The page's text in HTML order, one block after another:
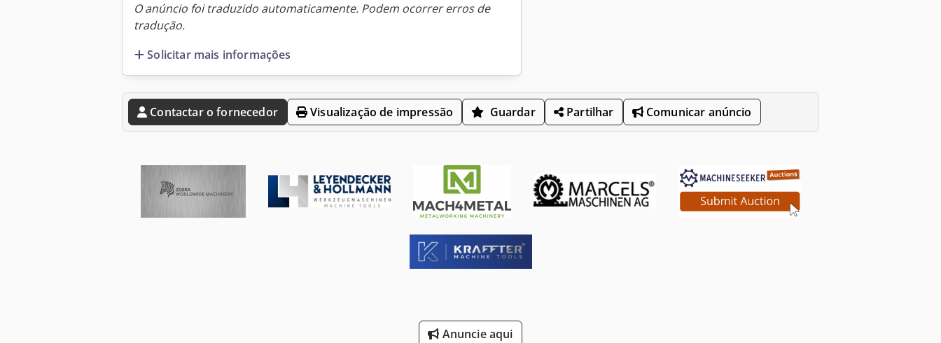
O anúncio foi traduzido automaticamente. Podem ocorrer erros de
tradução.
Solicitar mais informações
Contactar o fornecedor Visualização de impressão Guardar Partilhar Comunicar anúncio
Anuncie aqui